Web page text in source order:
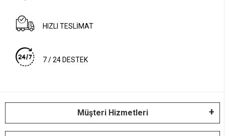
HIZLI TESLİMAT
7 / 24 DESTEK
Müşteri Hizmetleri